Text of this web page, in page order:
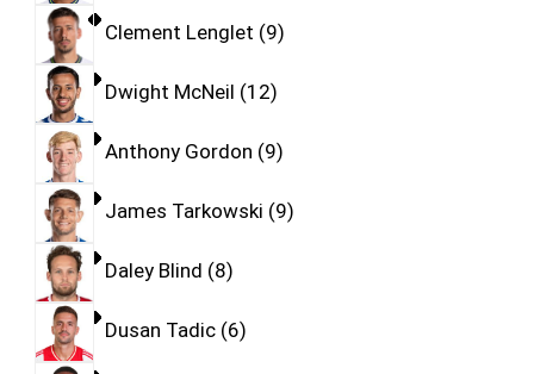
Clement Lenglet 9
Dwight McNeil 12
Anthony Gordon 9
James Tarkowski 9
Daley Blind 8
Dusan Tadic 6